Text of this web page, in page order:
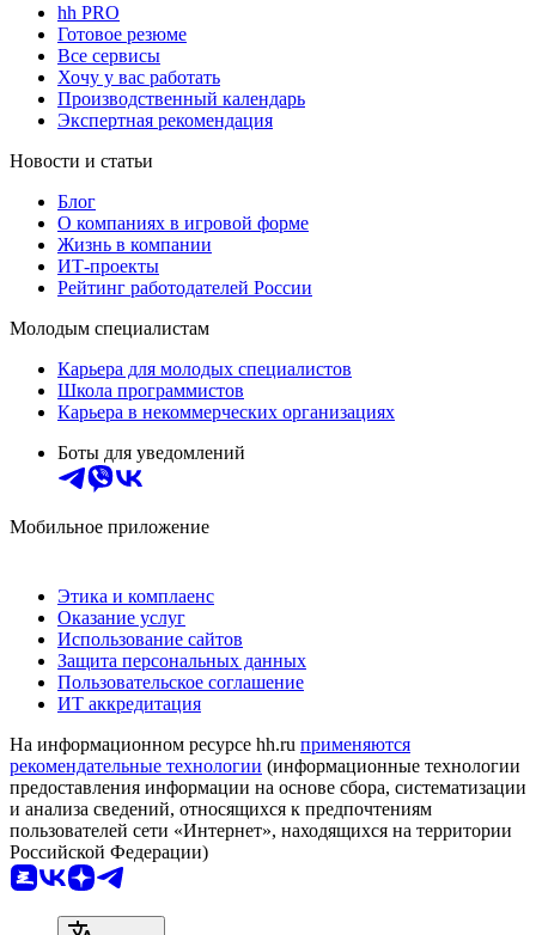
hh PRO
Готовое резюме
Все сервисы
Хочу у вас работать
Производственный календарь
Экспертная рекомендация
Новости и статьи
Блог
О компаниях в игровой форме
Жизнь в компании
ИТ-проекты
Рейтинг работодателей России
Молодым специалистам
Карьера для молодых специалистов
Школа программистов
Карьера в некоммерческих организациях
Боты для уведомлений
Мобильное приложение
Этика и комплаенс
Оказание услуг
Использование сайтов
Защита персональных данных
Пользовательское соглашение
ИТ аккредитация
На информационном ресурсе hh.ru применяются
рекомендательные технологии (информационные технологии
предоставления информации на основе сбора, систематизации
и анализа сведений, относящихся к предпочтениям
пользователей сети «Интернет», находящихся на территории
Российской Федерации)